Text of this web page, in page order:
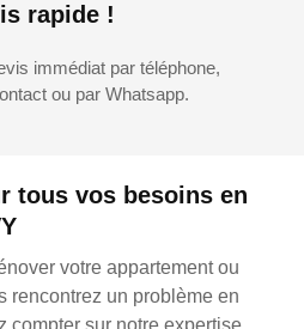
tous vos besoins en
votre appartement ou
rencontrez un problème en
rapide !
immédiat par téléphone,
ou par Whatsapp.